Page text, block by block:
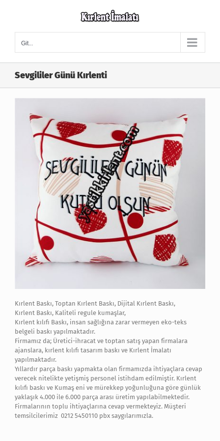
Git...
Sevgililer Günü Kırlenti
Kırlent Baskı, Toptan Kırlent Baskı, Dijital Kırlent Baskı,
Kırlent Baskı, Kaliteli regule kumaşlar,
Kırlent kılıfı Baskı, insan sağlığına zarar vermeyen eko-teks
belgeli baskı yapılmaktadır.
Firmamız da; Üretici-ihracat ve toptan satış yapan firmalara
ajanslara, kırlent kılıfı tasarım baskı ve Kırlent İmalatı
yapılmaktadır.
Yıllardır parça baskı yapmakta olan firmamızda ihtiyaçlara cevap
verecek nitelikte yetişmiş personel istihdam edilmiştir. Kırlent
kılıfı baskı ve Kumaş eni ve mürekkep yoğunluğuna göre günlük
yaklaşık 4.000 ile 6.000 parça arası üretim yapılabilmektedir.
Firmalarının toplu ihtiyaçlarına cevap vermekteyiz. Müşteri
temsilcilerimiz 0212 5450110 pbx saygılarımızla.